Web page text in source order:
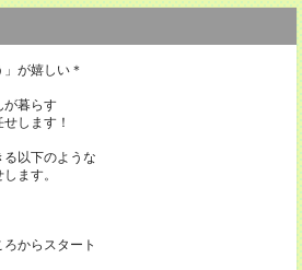
が嬉しい＊
が暮らす
します！
以下のような
ます。
からスタート